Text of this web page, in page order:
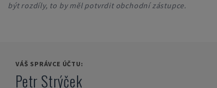
být rozdíly, to by měl potvrdit obchodní zástupce.
VÁŠ SPRÁVCE ÚČTU:
Petr Strýček